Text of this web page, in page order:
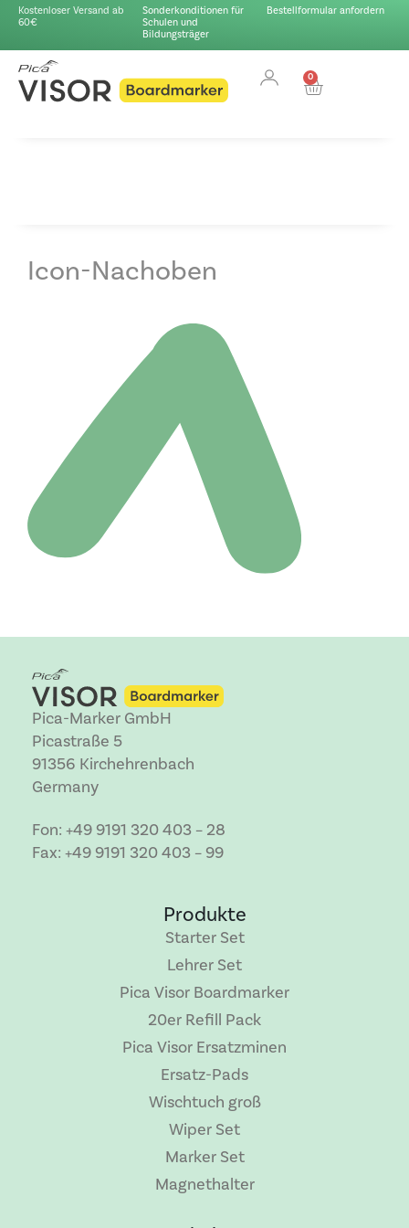
Kostenloser Versand ab
60€
Sonderkonditionen für
Schulen und
Bildungsträger
Bestellformular anfordern
0
Icon-Nachoben
Pica-Marker GmbH
Picastraße 5
91356 Kirchehrenbach
Germany
Fon: +49 9191 320 403 – 28
Fax: +49 9191 320 403 – 99
Produkte
Starter Set
Lehrer Set
Pica Visor Boardmarker
20er Refill Pack
Pica Visor Ersatzminen
Ersatz-Pads
Wischtuch groß
Wiper Set
Marker Set
Magnethalter